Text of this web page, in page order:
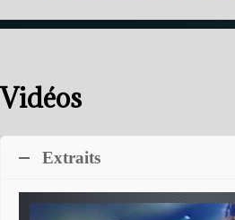
Vidéos
Extraits